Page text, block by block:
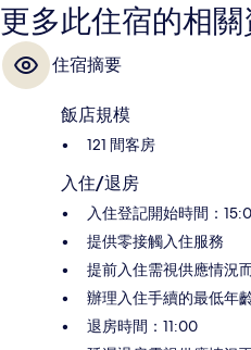
更多此住宿的相
住宿摘要
飯店規模
121 間客房
入住/退房
入住登記開始時間：
提供零接觸入住服務
提前入住需視供應情況
辦理入住手續的最低年
退房時間：11:00